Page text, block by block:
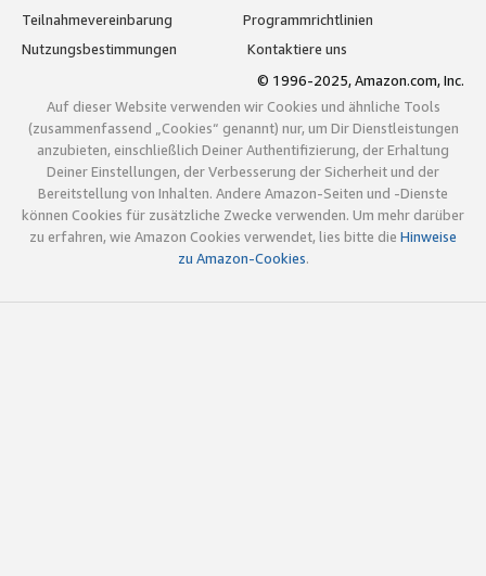
Teilnahmevereinbarung
Programmrichtlinien
Nutzungsbestimmungen
Kontaktiere uns
© 1996-2025, Amazon.com, Inc.
Auf dieser Website verwenden wir Cookies und ähnliche Tools
(zusammenfassend „Cookies“ genannt) nur, um Dir Dienstleistungen
anzubieten, einschließlich Deiner Authentifizierung, der Erhaltung
Deiner Einstellungen, der Verbesserung der Sicherheit und der
Bereitstellung von Inhalten. Andere Amazon-Seiten und -Dienste
können Cookies für zusätzliche Zwecke verwenden. Um mehr darüber
zu erfahren, wie Amazon Cookies verwendet, lies bitte die Hinweise
zu Amazon-Cookies.